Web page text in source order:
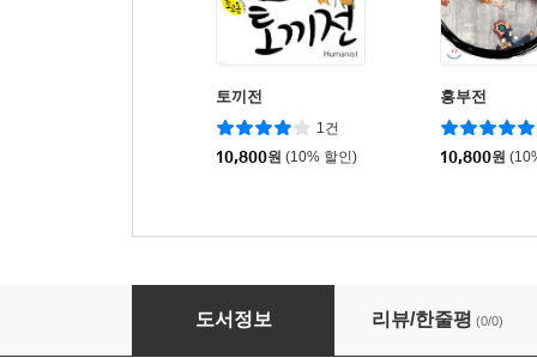
토끼전
1건
10,800원 (10% 할인)
흥부전
10,800원
도서정보 리뷰/한줄평 (0/0)